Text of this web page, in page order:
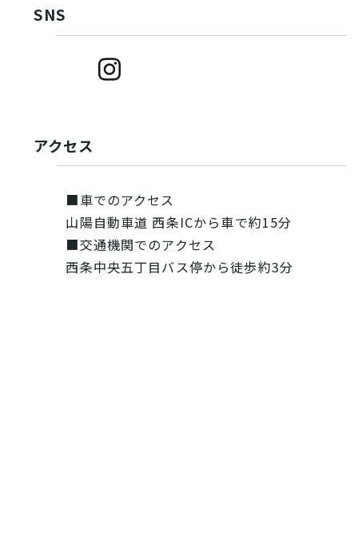
SNS
アクセス
■車でのアクセス
山陽自動車道 西条ICから車で約15分
■交通機関でのアクセス
西条中央五丁目バス停から徒歩約3分